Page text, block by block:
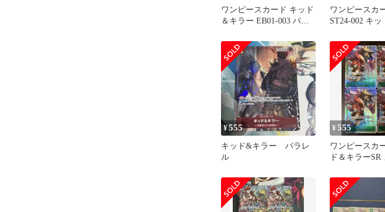
ワンピースカード キッド
＆キラー EB01-003 パラ
ワンピースカ
ST24-002 キッ
¥555
キッド&キラー パラレ
ル
¥555
ワンピースカ
ド＆キラーSR